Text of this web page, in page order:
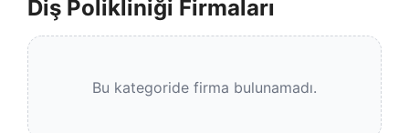
Diş Polikliniği Firmaları
Bu kategoride firma bulunamadı.